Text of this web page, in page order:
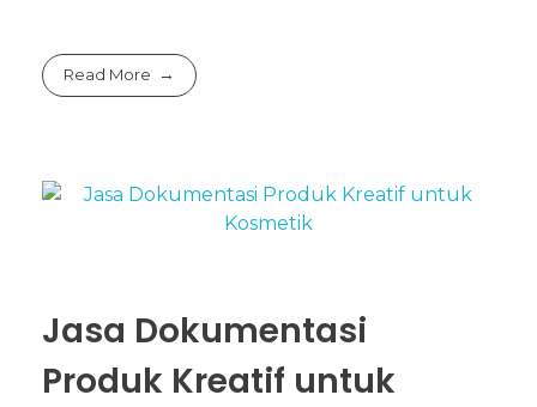
Read More
Jasa Dokumentasi
Produk Kreatif untuk